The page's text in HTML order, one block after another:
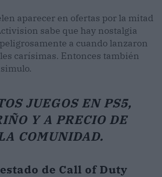
aparecer en ofertas por la mitad
sabe que hay nostalgia
a cuando lanzaron
carísimas. Entonces también
JUEGOS EN PS5,
Y A PRECIO DE
COMUNIDAD.
de Call of Duty